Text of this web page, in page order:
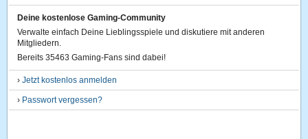
Deine kostenlose Gaming-Community
Verwalte einfach Deine Lieblingsspiele und diskutiere mit anderen
Mitgliedern.
Bereits 35463 Gaming-Fans sind dabei!
›Jetzt kostenlos anmelden
› Passwort vergessen?